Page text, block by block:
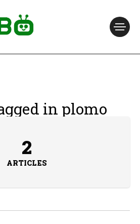
in plomo
2
ARTICLES